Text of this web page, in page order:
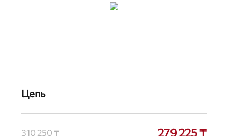
Цепь
310 250 ₸ 279 225 ₸